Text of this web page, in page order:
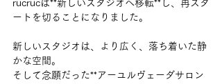
rucrucは**新しいスタジオへ移転**し、再スタ
ートを切ることになりました。
新しいスタジオは、より広く、落ち着いた静
かな空間。
そして念願だった**アーユルヴェーダサロン